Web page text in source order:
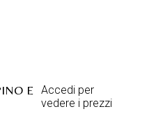
E
Accedi per
vedere i prezzi